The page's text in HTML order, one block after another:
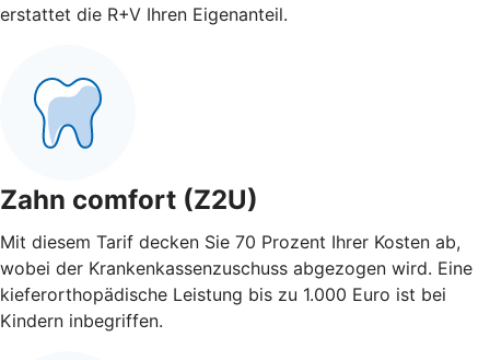
erstattet die R+V Ihren Eigenanteil.
Zahn comfort (Z2U)
Mit diesem Tarif decken Sie 70 Prozent Ihrer Kosten ab,
wobei der Krankenkassenzuschuss abgezogen wird. Eine
kieferorthopädische Leistung bis zu 1.000 Euro ist bei
Kindern inbegriffen.